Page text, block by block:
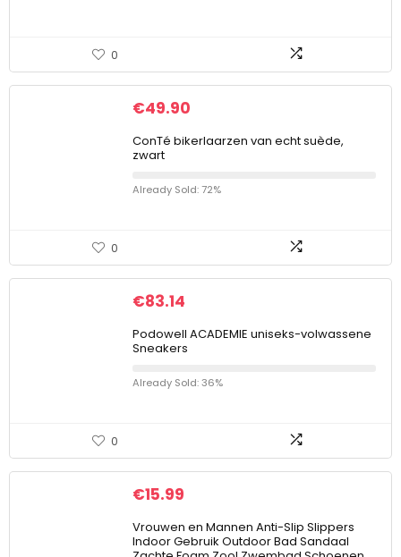
0
€49.90
ConTé bikerlaarzen van echt suède,
zwart
Already Sold: 72%
0
€83.14
Podowell ACADEMIE uniseks-volwassene
Sneakers
Already Sold: 36%
0
€15.99
Vrouwen en Mannen Anti-Slip Slippers
Indoor Gebruik Outdoor Bad Sandaal